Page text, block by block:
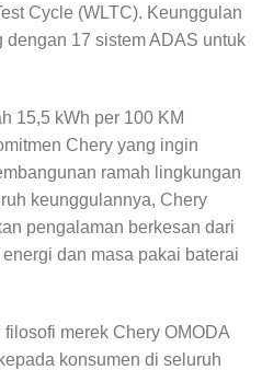
Cycle (WLTC). Keunggulan
17 sistem ADAS untuk
15,5 kWh per 100 KM
Chery yang ingin
ramah lingkungan
keunggulannya, Chery
pengalaman berkesan dari
dan masa pakai baterai
filosofi merek Chery OMODA
konsumen di seluruh